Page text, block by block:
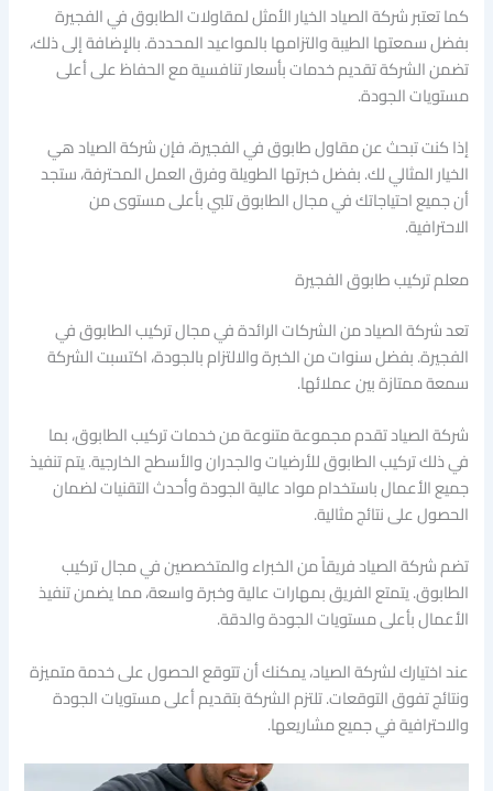
كما تعتبر شركة الصياد الخيار الأمثل لمقاولات الطابوق في الفجيرة
بفضل سمعتها الطيبة والتزامها بالمواعيد المحددة. بالإضافة إلى ذلك،
تضمن الشركة تقديم خدمات بأسعار تنافسية مع الحفاظ على أعلى
مستويات الجودة.
إذا كنت تبحث عن مقاول طابوق في الفجيرة، فإن شركة الصياد هي
الخيار المثالي لك. بفضل خبرتها الطويلة وفرق العمل المحترفة، ستجد
أن جميع احتياجاتك في مجال الطابوق تلبي بأعلى مستوى من
الاحترافية.
معلم تركيب طابوق الفجيرة
تعد شركة الصياد من الشركات الرائدة في مجال تركيب الطابوق في
الفجيرة. بفضل سنوات من الخبرة والالتزام بالجودة، اكتسبت الشركة
سمعة ممتازة بين عملائها.
شركة الصياد تقدم مجموعة متنوعة من خدمات تركيب الطابوق، بما
في ذلك تركيب الطابوق للأرضيات والجدران والأسطح الخارجية. يتم تنفيذ
جميع الأعمال باستخدام مواد عالية الجودة وأحدث التقنيات لضمان
الحصول على نتائج مثالية.
تضم شركة الصياد فريقاً من الخبراء والمتخصصين في مجال تركيب
الطابوق. يتمتع الفريق بمهارات عالية وخبرة واسعة، مما يضمن تنفيذ
الأعمال بأعلى مستويات الجودة والدقة.
عند اختيارك لشركة الصياد، يمكنك أن تتوقع الحصول على خدمة متميزة
ونتائج تفوق التوقعات. تلتزم الشركة بتقديم أعلى مستويات الجودة
والاحترافية في جميع مشاريعها.